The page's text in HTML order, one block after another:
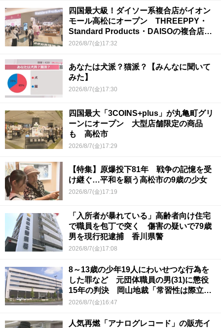
四国最大級！ダイソー系複合店がイオン
モール高松にオープン THREEPPY・
Standard Products・DAISOの複合店は
香川県初
2026/8/7(金)17:32
あなたは犬派？猫派？【みんなに聞いて
みた】
2026/8/7(金)17:30
四国最大「3COINS+plus」が丸亀町グリ
ーンにオープン 大型店舗限定の商品
も 高松市
2026/8/7(金)17:29
【特集】原爆投下81年 戦争の記憶を受
け継ぐ…平和を願う高松市の9歳の少女
2026/8/7(金)17:19
「入所者が暴れている」高齢者向け住宅
で職員を包丁で突く 傷害の疑いで79歳
男を現行犯逮捕 香川県警
2026/8/7(金)17:08
8～13歳の少年19人にわいせつな行為を
した罪など 元団体職員の男(31)に懲役
15年の判決 岡山地裁「常習性は際立っ
ていて被害結果も非常に重い」
2026/8/7(金)16:47
人気再燃「アナログレコード」の販売イ